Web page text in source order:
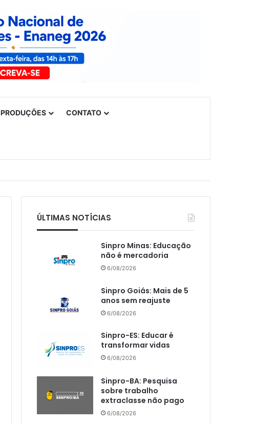
PRODUÇÕES CONTATO
ÚLTIMAS NOTÍCIAS
Sinpro Minas: Educação
não é mercadoria
6/08/2026
Sinpro Goiás: Mais de 5
anos sem reajuste
6/08/2026
Sinpro-ES: Educar é
transformar vidas
6/08/2026
Sinpro-BA: Pesquisa
sobre trabalho
extraclasse não pago
6/08/2026